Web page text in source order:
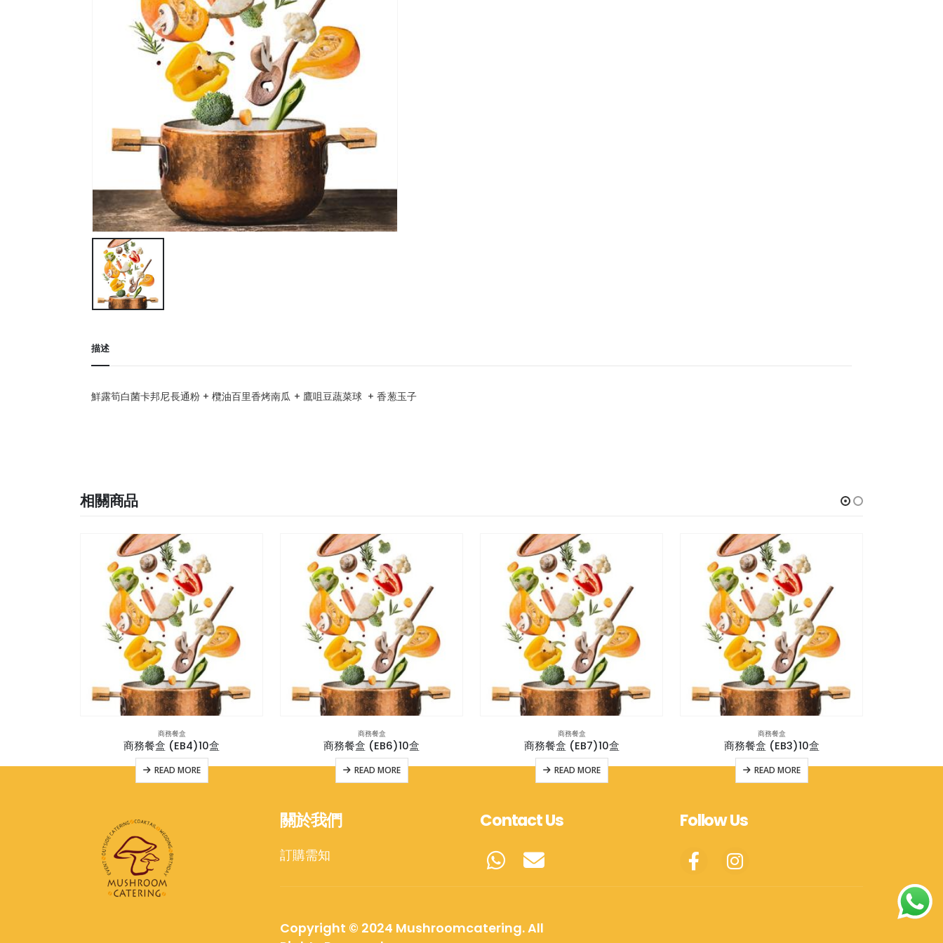
描述
鮮露筍白菌卡邦尼長通粉 + 欖油百里香烤南瓜 + 鷹咀豆蔬菜球 + 香葱玉子
相關商品
商務餐盒
商務餐盒 (EB4)10盒
READ MORE
商務餐盒
商務餐盒 (EB6)10盒
READ MORE
商務餐盒
商務餐盒 (EB7)10盒
READ MORE
商務餐盒
商務餐盒 (EB3)10盒
READ MORE
關於我們
訂購需知
Contact Us Follow Us
Copyright © 2024 Mushroomcatering. All